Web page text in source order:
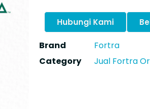
Hubungi Kami
Brand
Fortra
Category
Jual Fortra